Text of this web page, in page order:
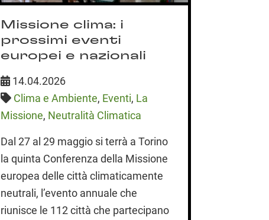
Missione clima: i
prossimi eventi
europei e nazionali
14.04.2026
Clima e Ambiente, Eventi, La
Missione, Neutralità Climatica
Dal 27 al 29 maggio si terrà a Torino
la quinta Conferenza della Missione
europea delle città climaticamente
neutrali, l’evento annuale che
riunisce le 112 città che partecipano